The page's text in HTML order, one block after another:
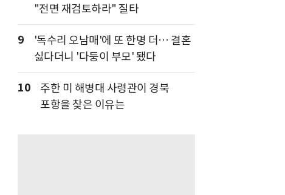
"전면 재검토하라" 질타
9
'독수리 오남매'에 또 한명 더… 결혼
싫다더니 '다둥이 부모' 됐다
10
주한 미 해병대 사령관이 경북
포항을 찾은 이유는